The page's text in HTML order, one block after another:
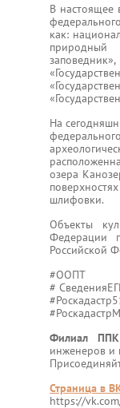
В настоящее
как:
природный
На
озера
шлифовки.
Объекты
Федерации
Российской
#ООПТ
#
Филиал
инженеров и
Страница в
https://